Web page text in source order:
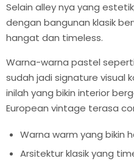
Selain alley nya yang
dengan bangunan klasik
hangat dan timeless.
Warna-warna pastel
sudah jadi signature visual
inilah yang bikin interior
European vintage terasa
Warna warm yang bikin
Arsitektur klasik yang